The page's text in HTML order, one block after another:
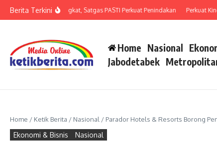
Berita Terkini
Penipuan Meningkat, Satgas PASTI Perkuat Penindakan Perkuat Kinerja
Home Nasional
Jabodetabek
Home / Ketik Berita / Nasional / Parador Hotels & Resorts Borong
Ekonomi & Bisnis Nasional